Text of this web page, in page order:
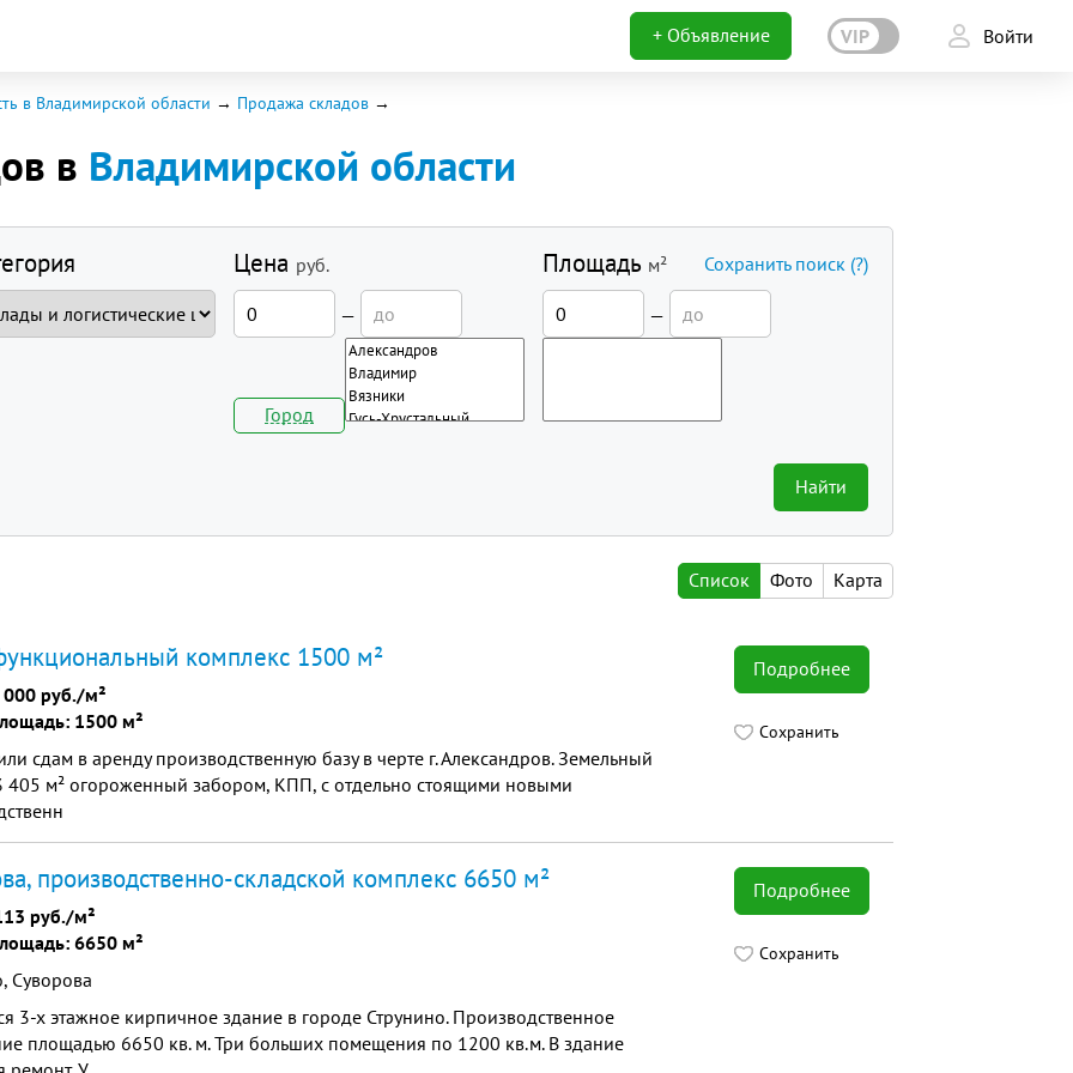
+ Объявление VIP Войти
в Владимирской области Продажа складов
в Владимирской области
Цена руб.
—
Город
Площадь м²
—
Найти
Сохранить поиск (?)
Список Фото Карта
Подробнее
Сохранить
комплекс 1500 м²
000 руб./м²
1500 м²
сдам в аренду производственную базу в черте г. Александров. Земельный
405 м² огороженный забором, КПП, с отдельно стоящими новыми
Подробнее
Сохранить
производственно-складской комплекс 6650 м²
руб./м²
6650 м²
Суворова
3-х этажное кирпичное здание в городе Струнино. Производственное
площадью 6650 кв. м. Три больших помещения по 1200 кв.м. В здание